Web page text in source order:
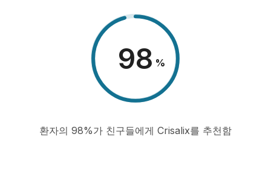
98 %
환자의 98%가 친구들에게 Crisalix를 추천함